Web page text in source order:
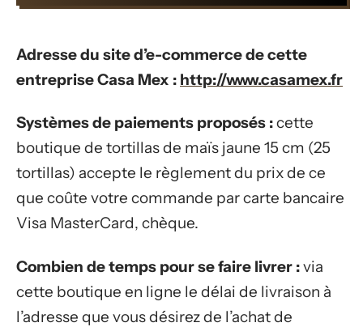
Adresse du site d’e-commerce de cette
entreprise Casa Mex : http://www.casamex.fr
Systèmes de paiements proposés :cette
boutique de tortillas de maïs jaune 15 cm (25
tortillas) accepte le règlement du prix de ce
que coûte votre commande par carte bancaire
Visa MasterCard, chèque.
Combien de temps pour se faire livrer :via
cette boutique en ligne le délai de livraison à
l’adresse que vous désirez de l’achat de